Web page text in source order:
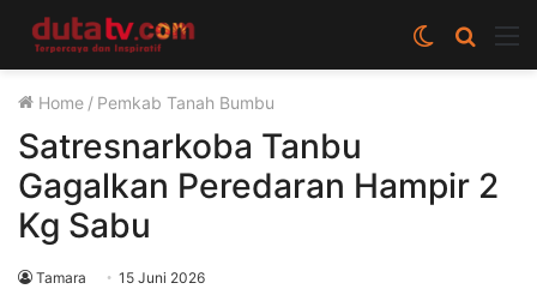
Cari
berita
Switch
skin
Home / Pemkab Tanah Bumbu
Satresnarkoba Tanbu
Gagalkan Peredaran Hampir 2
Kg Sabu
Tamara 15 Juni 2026